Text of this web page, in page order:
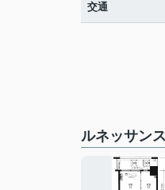
交通
ルネッサン